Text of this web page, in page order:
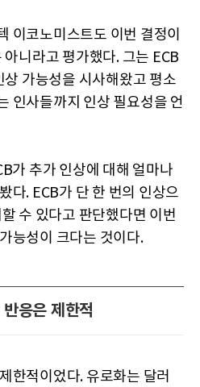
이코노미스트도 이번 결정이
니라고 평가했다. 그는 ECB
가능성을 시사해왔고 평소
인사들까지 인상 필요성을 언
가 추가 인상에 대해 얼마나
다. ECB가 단 한 번의 인상으
수 있다고 판단했다면 이번
능성이 크다는 것이다.
응은 제한적
한적이었다. 유로화는 달러